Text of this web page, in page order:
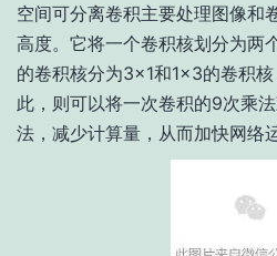
空间可分离卷积主要处理图像和
高度。它将一个卷积核划分为两
的卷积核分为3×1和1×3的卷积
此，则可以将一次卷积的9次乘
法，减少计算量，从而加快网络